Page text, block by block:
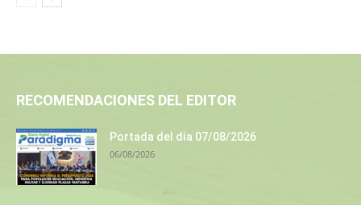
RECOMENDACIONES DEL EDITOR
Portada del día 07/08/2026
06/08/2026